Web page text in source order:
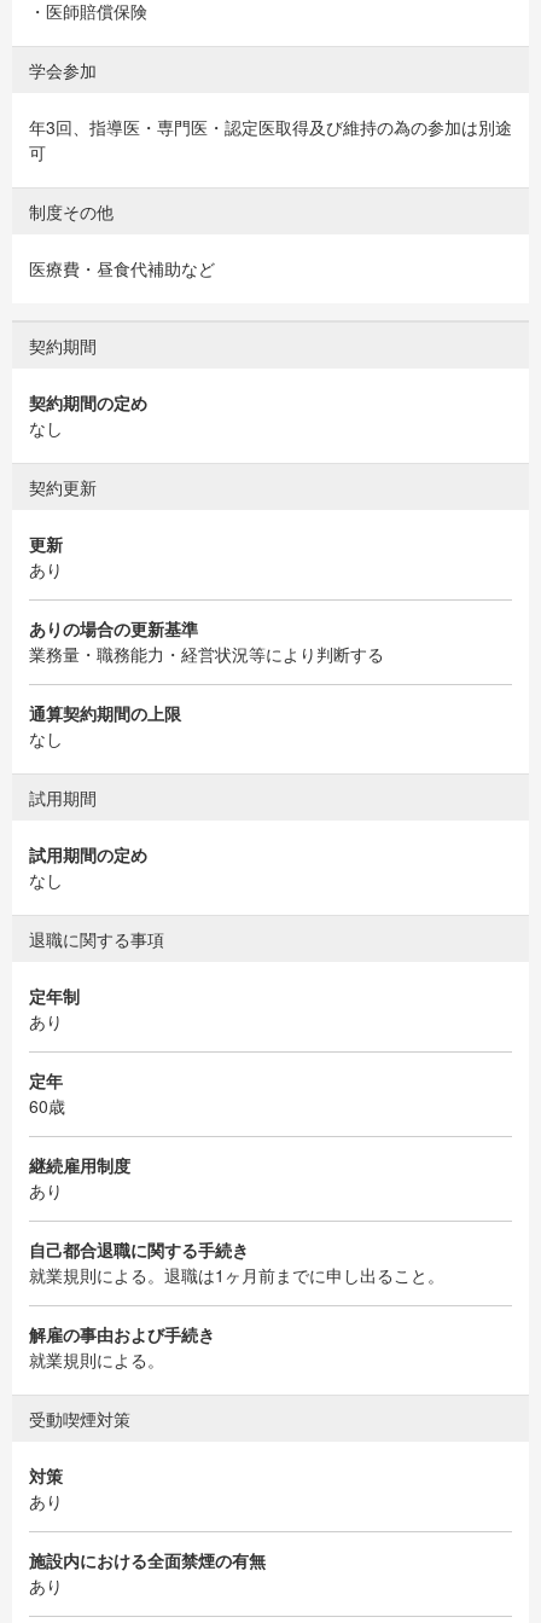
・医師賠償保険
学会参加
年3回、指導医・専門医・認定医取得及び維持の為の参加は別途
可
制度その他
医療費・昼食代補助など
契約期間
契約期間の定め
なし
契約更新
更新
あり
ありの場合の更新基準
業務量・職務能力・経営状況等により判断する
通算契約期間の上限
なし
試用期間
試用期間の定め
なし
退職に関する事項
定年制
あり
定年
60歳
継続雇用制度
あり
自己都合退職に関する手続き
就業規則による。退職は1ヶ月前までに申し出ること。
解雇の事由および手続き
就業規則による。
受動喫煙対策
対策
あり
施設内における全面禁煙の有無
あり